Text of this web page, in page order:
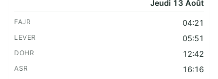
Jeudi 13 Août
04:21
05:51
12:42
16:16